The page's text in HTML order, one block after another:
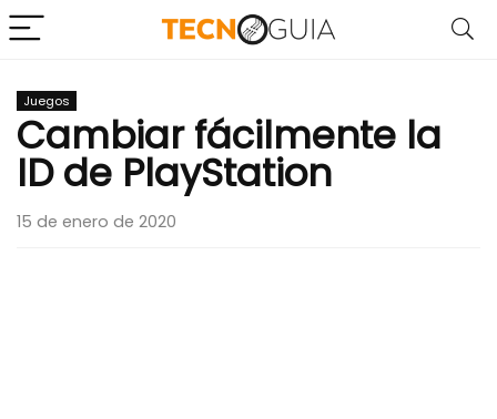
Juegos
Cambiar fácilmente la
ID de PlayStation
15 de enero de 2020